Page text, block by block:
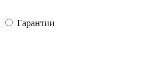
Гарантии